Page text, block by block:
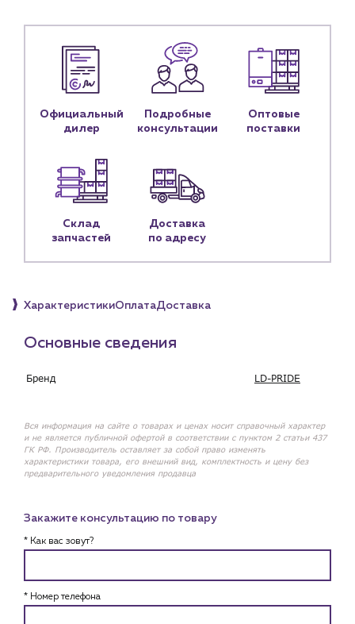
Личный кабинет
Контактные данные
Наши партнёры
Чат-бот
г. Краснодар, ул. Российская, 63
Официальный
дилер
Подробные
консультации
Оптовые
поставки
Склад
запчастей
Доставка
по адресу
ХарактеристикиОплатаДоставка
Основные сведения
Бренд LD-PRIDE
Вся информация на сайте о товарах и ценах носит справочный характер
и не является публичной офертой в соответствии с пунктом 2 статьи 437
ГК РФ. Производитель оставляет за собой право изменять
характеристики товара, его внешний вид, комплектность и цену без
предварительного уведомления продавца
Закажите консультацию по товару
* Как вас зовут?
* Номер телефона